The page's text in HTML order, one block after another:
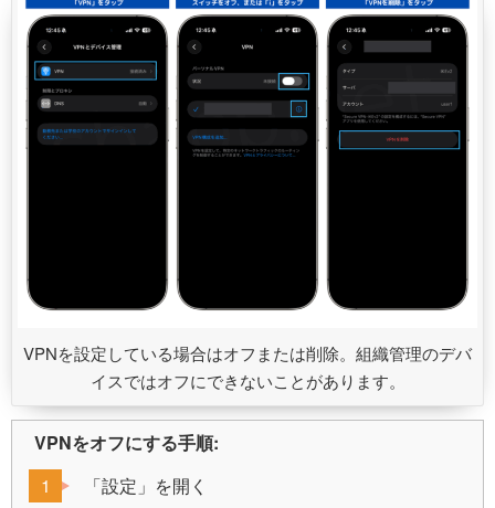
VPNを設定している場合はオフまたは削除。組織管理のデバ
イスではオフにできないことがあります。
VPNをオフにする手順:
「設定」を開く